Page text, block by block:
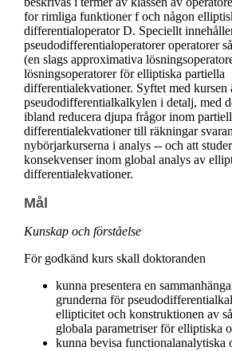
for rimliga funktioner f och någon
differentialoperator D. Speciellt
pseudodifferentialoperatorer operatorer
(en slags approximativa
lösningsoperatorer för elliptiska partiella
differentialekvationer. Syftet med kursen
pseudodifferentialkalkylen i detalj, med
ibland reducera djupa frågor inom
differentialekvationer till räkningar
nybörjarkurserna i analys -- och att
konsekvenser inom global analys av
differentialekvationer.
Mål
Kunskap och förståelse
För godkänd kurs skall doktoranden
kunna presentera en
grunderna för
ellipticitet och konstruktionen av
globala parametriser för elliptiska
kunna bevisa functionalanalytiska